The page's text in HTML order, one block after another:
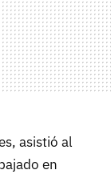
asistió al
en